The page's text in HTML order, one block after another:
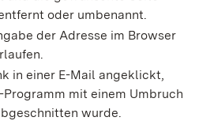
oder umbenannt.
der Adresse im Browser
in einer E-Mail angeklickt,
mit einem Umbruch
wurde.